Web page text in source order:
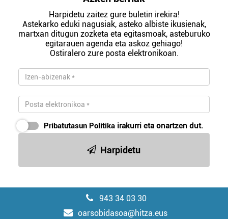
Harpidetu zaitez gure buletin irekira!
Astekarko eduki nagusiak, asteko albiste ikusienak,
martxan ditugun zozketa eta egitasmoak, asteburuko
egitarauen agenda eta askoz gehiago!
Ostiralero zure posta elektronikoan.
Pribatutasun Politika irakurri eta onartzen dut.
Harpidetu
943 34 03 30
oarsobidasoa@hitza.eus